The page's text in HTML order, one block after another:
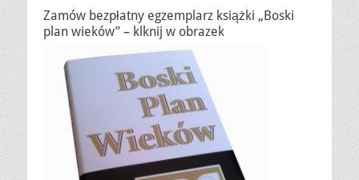
Zamów bezpłatny egzemplarz książki „Boski
plan wieków” – klknij w obrazek